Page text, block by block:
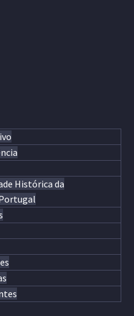
Histórica da